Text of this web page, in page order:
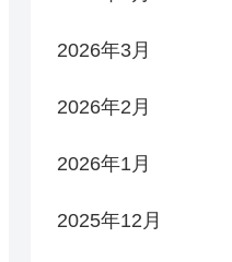
2026年3月
2026年2月
2026年1月
2025年12月